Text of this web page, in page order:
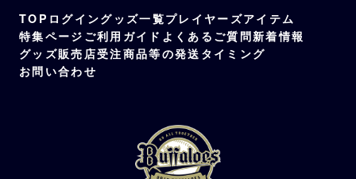
TOP ログイングッズ一覧プレイヤーズアイテム
特集ページ ご利用ガイド よくあるご質問新着情報
グッズ販売店受注商品等の発送タイミング
お問い合わせ